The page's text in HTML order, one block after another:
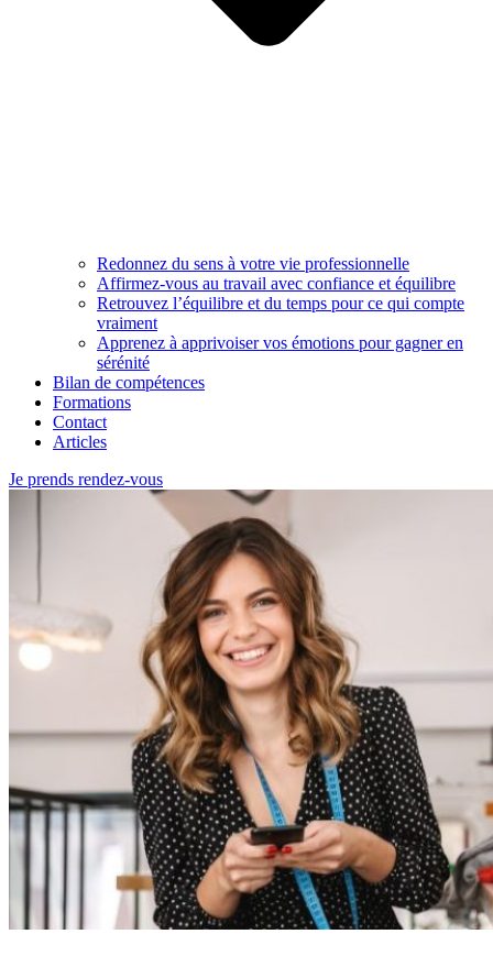
Redonnez du sens à votre vie professionnelle
Affirmez-vous au travail avec confiance et équilibre
Retrouvez l’équilibre et du temps pour ce qui compte
vraiment
Apprenez à apprivoiser vos émotions pour gagner en
sérénité
Bilan de compétences
Formations
Contact
Articles
Je prends rendez-vous